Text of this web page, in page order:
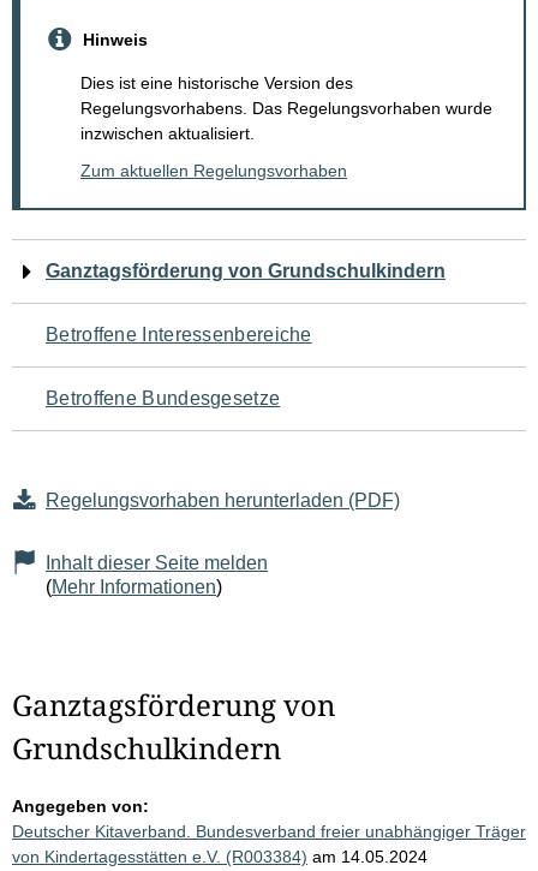
Hinweis
Dies ist eine historische Version des
Regelungsvorhabens. Das Regelungsvorhaben wurde
inzwischen aktualisiert.
Zum aktuellen Regelungsvorhaben
Navigation
für
den
Seiteninhalt
Ganztagsförderung von Grundschulkindern
Betroffene Interessenbereiche
Betroffene Bundesgesetze
Regelungsvorhaben herunterladen (PDF)
Inhalt dieser Seite melden
(Mehr Informationen)
Ganztagsförderung von
Grundschulkindern
Angegeben von:
Deutscher Kitaverband. Bundesverband freier unabhängiger Träger
von Kindertagesstätten e.V. (R003384) am 14.05.2024